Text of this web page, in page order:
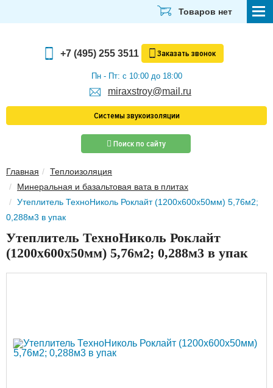
ЭЛЕКТРИКА И ОСВЕЩЕНИЕ
ЗВУКОИЗОЛЯЦИЯ
ТЕПЛОИЗОЛЯЦИЯ
Скачать прайс-лист
Доставка
Войти в магазин Регистрация
Товаров нет
+7 (495) 255 3511 Заказать звонок
Пн - Пт: с 10:00 до 18:00
miraxstroy@mail.ru
Системы звукоизоляции
Поиск по сайту
Главная
Теплоизоляция
Минеральная и базальтовая вата в плитах
Утеплитель ТехноНиколь Роклайт (1200х600х50мм) 5,76м2;
0,288м3 в упак
Утеплитель ТехноНиколь Роклайт
(1200х600х50мм) 5,76м2; 0,288м3 в упак